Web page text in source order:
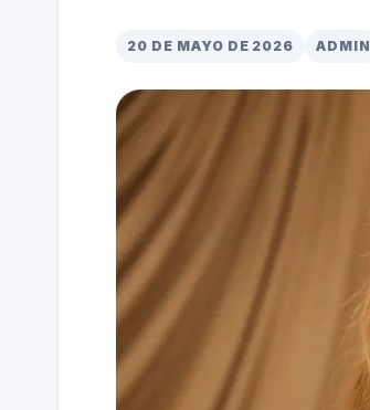
20 DE MAYO DE 2026 ADMIN